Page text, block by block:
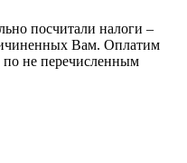
посчитали налоги –
Вам. Оплатим
не перечисленным